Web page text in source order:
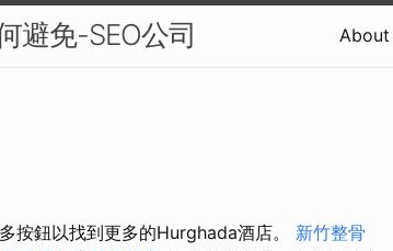
避免-SEO公司 About
按鈕以找到更多的Hurghada酒店。 新竹整骨